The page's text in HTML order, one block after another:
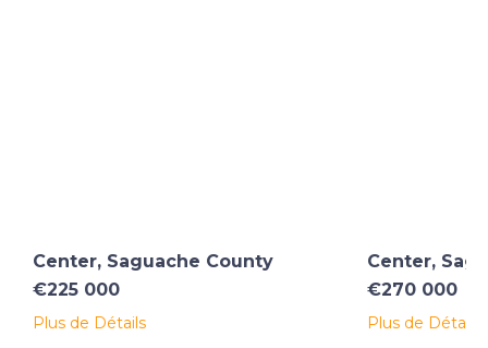
Center, Saguache County
€225 000
Plus de Détails
Center,
€270 000
Plus de Détails